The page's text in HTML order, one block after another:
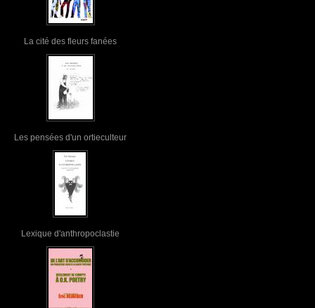
La cité des fleurs fanées
Les pensées d'un ortieculteur
Lexique d'anthropoclastie